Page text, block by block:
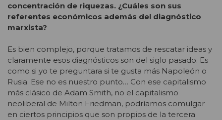
concentración de riquezas. ¿Cuáles son sus
referentes económicos además del diagnóstico
marxista?
Es bien complejo, porque tratamos de rescatar ideas y
claramente esos diagnósticos son del siglo pasado. Es
como si yo te preguntara si te gusta más Napoleón o
Rusia. Ese no es nuestro punto… Con ese capitalismo
más clásico de Adam Smith, no el capitalismo
neoliberal de Milton Friedman, podríamos comulgar
en ciertos principios que son propios de la tercera